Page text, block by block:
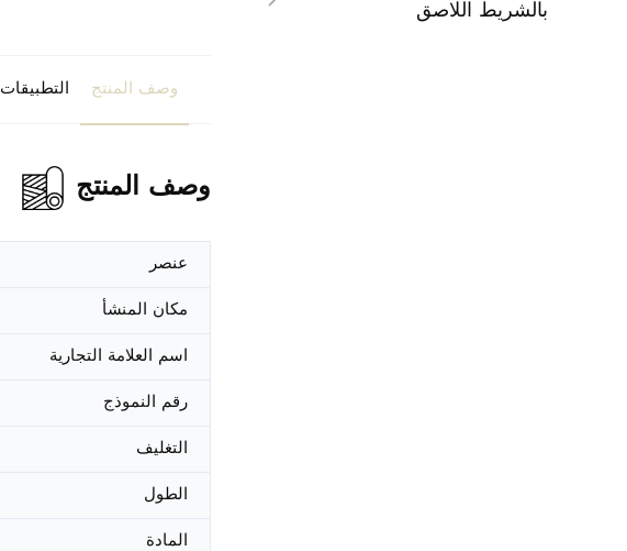
بالشريط اللاصق
وصف المنتج التطبيقات
وصف المنتج
عنصر
مكان المنشأ
اسم العلامة التجارية
رقم النموذج
التغليف
الطول
المادة